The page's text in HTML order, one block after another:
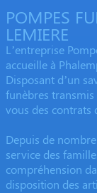
POMPES
LEMIERE
L’entreprise
accueille à
Disposant d’un
funèbres transmis
vous des contrats
Depuis de
service des
compréhension
disposition des